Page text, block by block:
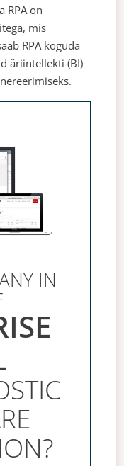
RPA on
mis
RPA koguda
äriintellekti (BI)
IN